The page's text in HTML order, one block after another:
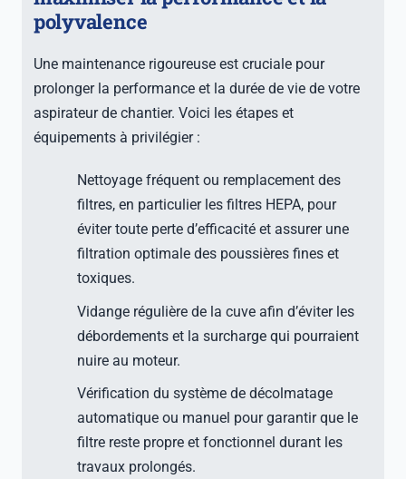
polyvalence
Une maintenance rigoureuse est cruciale pour
prolonger la performance et la durée de vie de votre
aspirateur de chantier. Voici les étapes et
équipements à privilégier :
Nettoyage fréquent ou remplacement des
filtres, en particulier les filtres HEPA, pour
éviter toute perte d’efficacité et assurer une
filtration optimale des poussières fines et
toxiques.
Vidange régulière de la cuve afin d’éviter les
débordements et la surcharge qui pourraient
nuire au moteur.
Vérification du système de décolmatage
automatique ou manuel pour garantir que le
filtre reste propre et fonctionnel durant les
travaux prolongés.